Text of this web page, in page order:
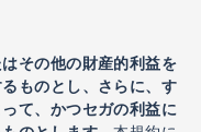
その他の財産的利益を
ものとし、さらに、す
て、かつセガの利益に